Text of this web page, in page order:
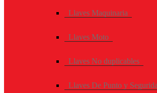
Llaves Maquinaria
Llaves Moto
Llaves No duplicables
Llaves De Punto y